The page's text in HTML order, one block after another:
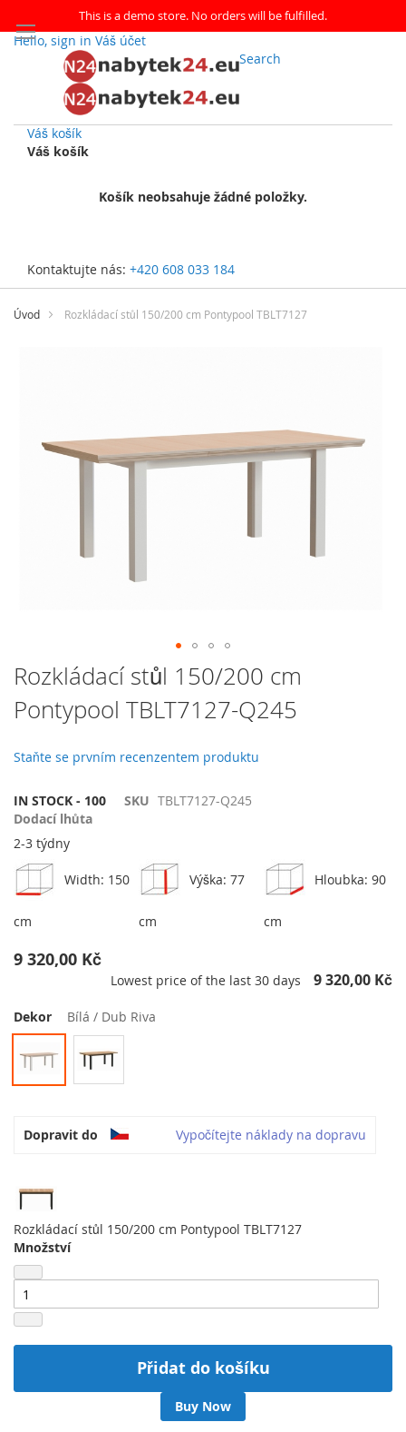
This is a demo store. No orders will be fulfilled.
Hello, sign in Váš účet
Search
Váš košík
Váš košík
Košík neobsahuje žádné položky.
Kontaktujte nás: +420 608 033 184
Přejít
obsah
Úvod Rozkládací stůl 150/200 cm Pontypool TBLT7127
obrázky
Přeskočit
na
začátek
galerie
obrázky
Rozkládací stůl 150/200 cm
Pontypool TBLT7127-Q245
Staňte se prvním recenzentem produktu
IN STOCK - 100 SKU TBLT7127-Q245
Dodací lhůta
2-3 týdny
Width: 150
cm
Výška: 77
cm
Hloubka: 90
cm
9 320,00 Kč
Lowest price of the last 30 days 9 320,00 Kč
Dekor Bílá / Dub Riva
Dopravit do Vypočítejte náklady na dopravu
Rozkládací stůl 150/200 cm Pontypool TBLT7127
Množství
Přidat do košíku
Buy Now